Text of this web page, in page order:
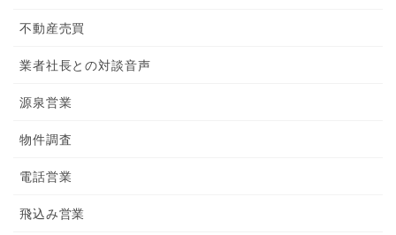
不動産売買
業者社長との対談音声
源泉営業
物件調査
電話営業
飛込み営業